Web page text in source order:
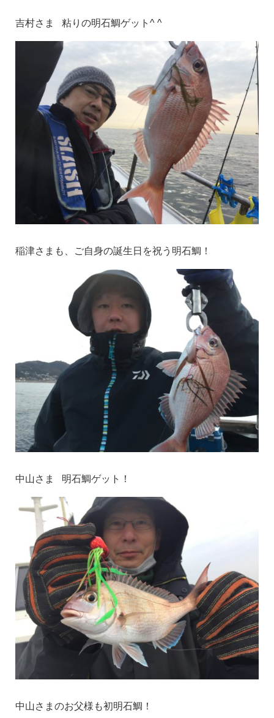
吉村さま 粘りの明石鯛ゲット^ ^
稲津さまも、ご自身の誕生日を祝う明石鯛！
中山さま 明石鯛ゲット！
中山さまのお父様も初明石鯛！